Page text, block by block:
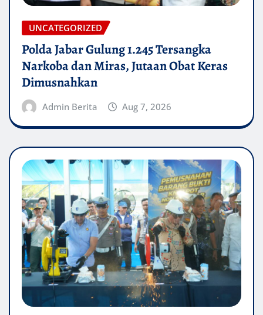
UNCATEGORIZED
Polda Jabar Gulung 1.245 Tersangka
Narkoba dan Miras, Jutaan Obat Keras
Dimusnahkan
Admin Berita Aug 7, 2026